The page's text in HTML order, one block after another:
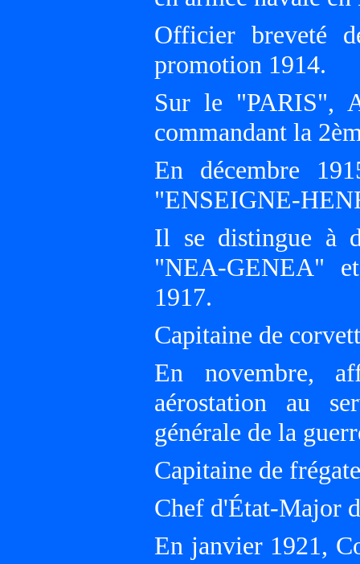
Officier breveté
promotion 1914.
Sur le "PARIS",
commandant la
En décembre
"ENSEIGNE-
Il se distingue à
"NEA-GENEA"
1917.
Capitaine de
En novembre,
aérostation au
générale de la
Capitaine de
Chef d'État-Major
En janvier 1921,